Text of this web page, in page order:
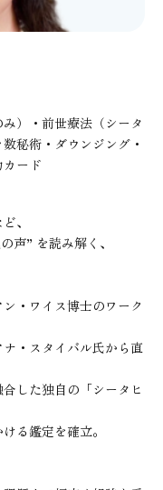
）・前世療法（シータ
秘術・ダウンジング・
ード
、
声” を読み解く、
・ワイス博士のワーク
・スタイバル氏から直
した独自の「シータヒ
る鑑定を確立。